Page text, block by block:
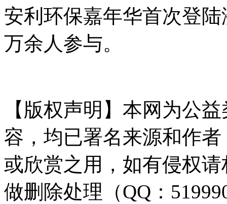
安利环保嘉年华首次登
万余人参与。
【版权声明】本网为公
容，均已署名来源和作
或欣赏之用，如有侵权
做删除处理（QQ：